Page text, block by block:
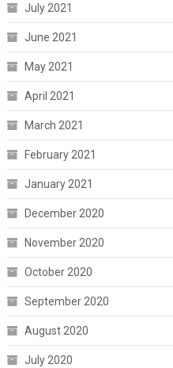
July 2021
June 2021
May 2021
April 2021
March 2021
February 2021
January 2021
December 2020
November 2020
October 2020
September 2020
August 2020
July 2020